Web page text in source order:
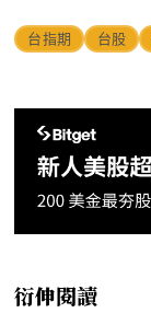
台指期 台股
衍伸閱讀